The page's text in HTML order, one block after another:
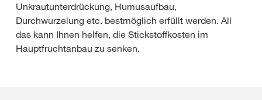
Unkrautunterdrückung, Humusaufbau,
Durchwurzelung etc. bestmöglich erfüllt werden. All
das kann Ihnen helfen, die Stickstoffkosten im
Hauptfruchtanbau zu senken.